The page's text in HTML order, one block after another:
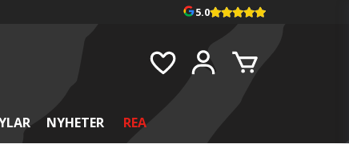
5.0
NYHETER REA